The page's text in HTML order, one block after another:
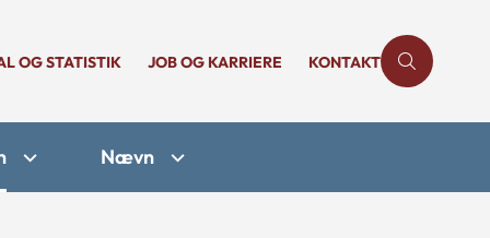
OG STATISTIK JOB OG KARRIERE KONTAKT
Nævn